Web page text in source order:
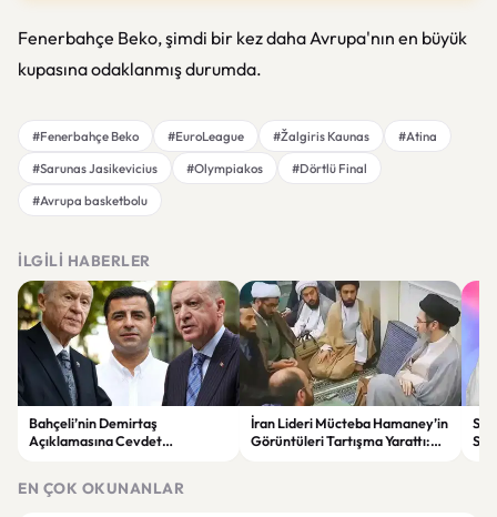
Fenerbahçe Beko, şimdi bir kez daha Avrupa'nın en büyük
kupasına odaklanmış durumda.
#Fenerbahçe Beko #EuroLeague #Žalgiris Kaunas
#Atina
#Sarunas Jasikevicius
#Olympiakos
#Dörtlü Final
#Avrupa basketbolu
İLGILI HABERLER
Bahçeli’nin Demirtaş
Açıklamasına Cevdet
İran Lideri Mücteba Hamaney’in
Görüntüleri Tartışma Yarattı:
EN ÇOK OKUNANLAR